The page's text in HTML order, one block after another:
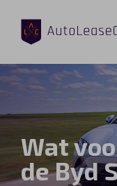
Wat
de Byd
Zakelijke auto’s
Bedrijfswagens